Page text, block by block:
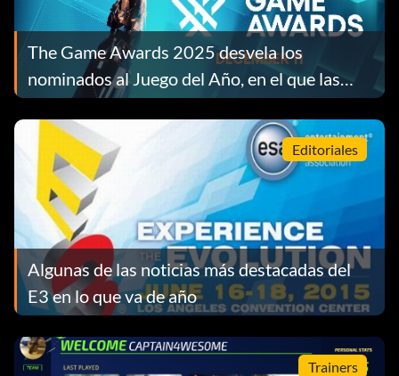
The Game Awards 2025 desvela los
nominados al Juego del Año, en el que las
empresas independientes ocupan los
primeros puestos
Editoriales
Algunas de las noticias más destacadas del
E3 en lo que va de año
Trainers